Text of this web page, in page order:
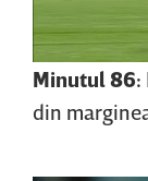
Minutul 86:
din